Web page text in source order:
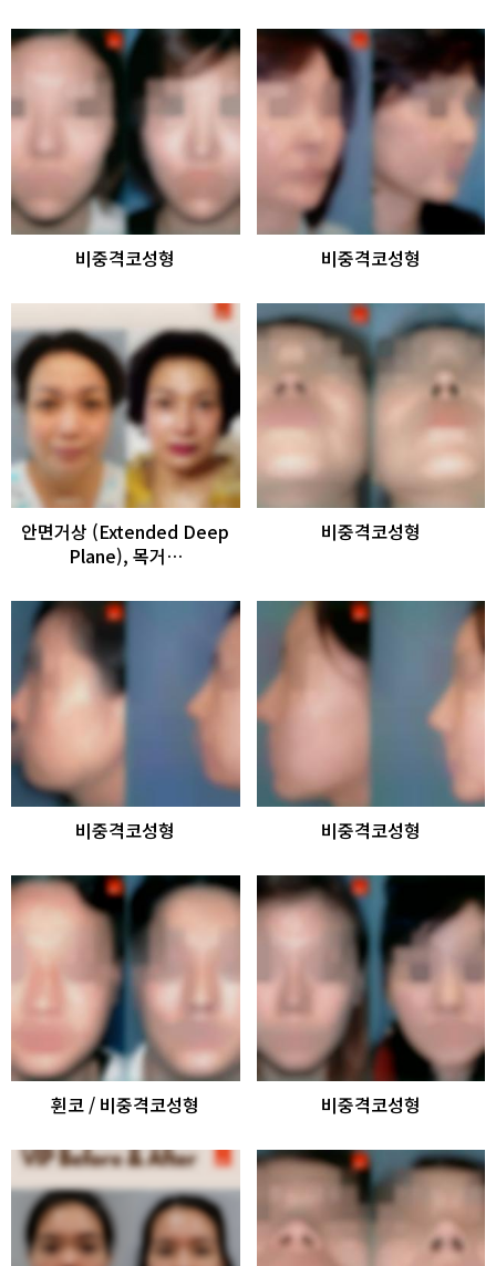
비중격코성형 비중격코성형
안면거상 (Extended Deep
Plane), 목거…
비중격코성형
비중격코성형 비중격코성형
휜코 / 비중격코성형 비중격코성형